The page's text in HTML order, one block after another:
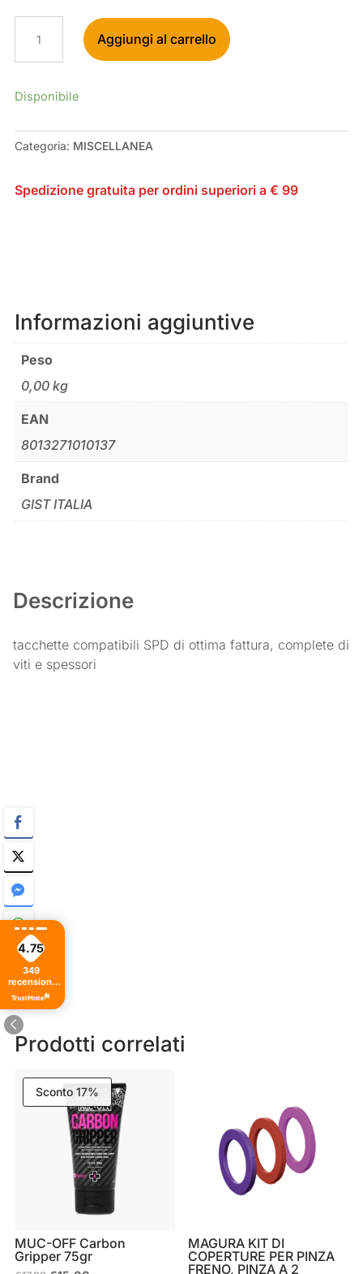
CLIPS
PER
SPD
Aggiungi al carrello
Disponibile
Categoria: MISCELLANEA
Spedizione gratuita per ordini superiori a € 99
Informazioni aggiuntive
Peso
0,00 kg
EAN
8013271010137
Brand
GIST ITALIA
Descrizione
tacchette compatibili SPD di ottima fattura, complete di
viti e spessori
Prodotti correlati
Sconto 17%
MUC-OFF Carbon
Gripper 75gr
MAGURA KIT DI
COPERTURE PER PINZA
FRENO, PINZA A 2
4.75
349
recensioni
di tutti i
tempi